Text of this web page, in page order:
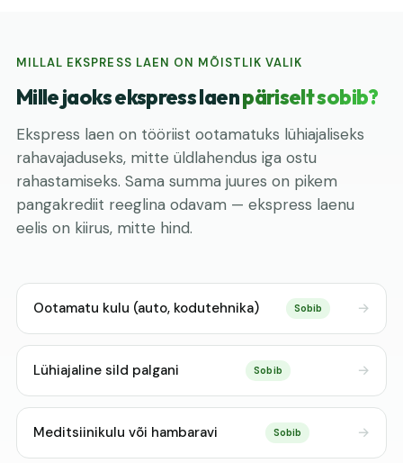
MILLAL EKSPRESS LAEN ON MÕISTLIK VALIK
Mille jaoks ekspress laenpäriselt sobib?
Ekspress laen on tööriist ootamatuks lühiajaliseks
rahavajaduseks, mitte üldlahendus iga ostu
rahastamiseks. Sama summa juures on pikem
pangakrediit reeglina odavam — ekspress laenu
eelis on kiirus, mitte hind.
Ootamatu kulu (auto, kodutehnika) Sobib
Lühiajaline sild palgani Sobib
Meditsiinikulu või hambaravi Sobib